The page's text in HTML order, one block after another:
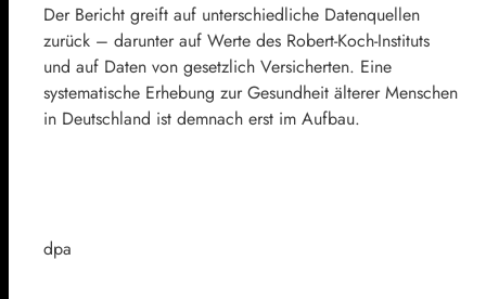
Der Bericht greift auf unterschiedliche Datenquellen
zurück – darunter auf Werte des Robert-Koch-Instituts
und auf Daten von gesetzlich Versicherten. Eine
systematische Erhebung zur Gesundheit älterer Menschen
in Deutschland ist demnach erst im Aufbau.
dpa